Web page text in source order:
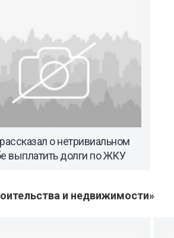
о нетривиальном
выплатить долги по ЖКУ
и недвижимости»